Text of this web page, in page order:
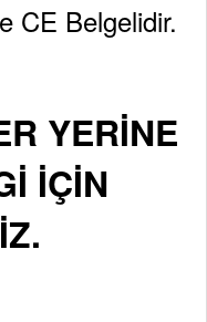
CE Belgelidir.
YERİNE
İÇİN